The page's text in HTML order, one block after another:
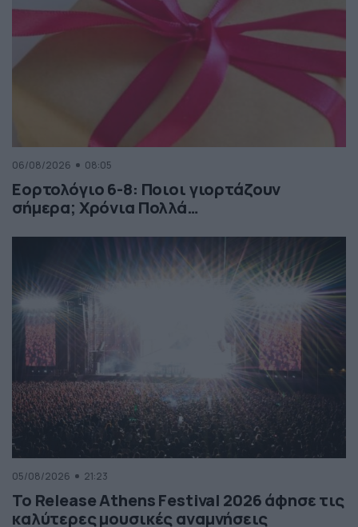
06/08/2026 08:05
Εορτολόγιο 6-8: Ποιοι γιορτάζουν
σήμερα; Χρόνια Πολλά…
05/08/2026 21:23
Το Release Athens Festival 2026 άφησε τις
καλύτερες μουσικές αναμνήσεις